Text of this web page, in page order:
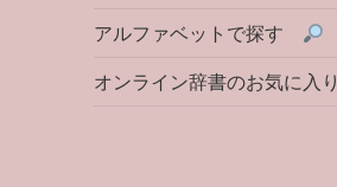
アルファベットで探す
オンライン辞書のお気に入り